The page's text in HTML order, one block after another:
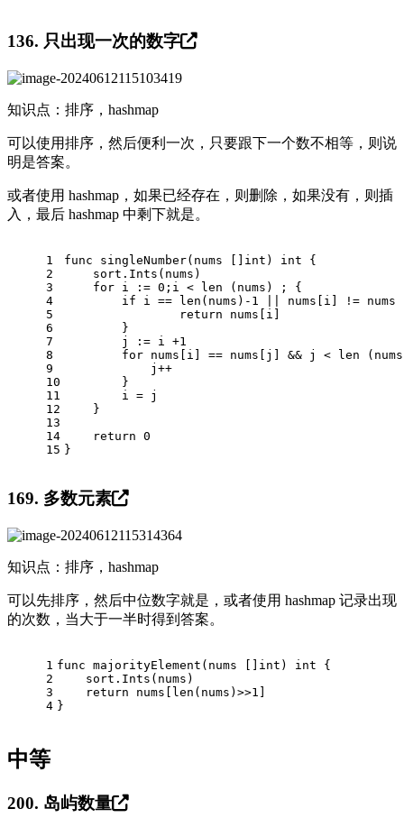
136. 只出现一次的数字
知识点：排序，hashmap
可以使用排序，然后便利一次，只要跟下一个数不相等，则说
明是答案。
或者使用 hashmap，如果已经存在，则删除，如果没有，则插
入，最后 hashmap 中剩下就是。
1
2
3
4
5
6
7
8
9
10
11
12
13
14
15
func singleNumber(nums [] int ) int {
    sort.Ints(nums)
for i := 0 ;i < len (nums) ; {
if i == len (nums) -1
|| nums[i] != nums
return nums[i]
        }
        j := i +
1
for nums[i] == nums[j] && j < len
            j++
        }
        i = j
    }
return 0
}
169. 多数元素
知识点：排序，hashmap
可以先排序，然后中位数字就是，或者使用 hashmap 记录出现
的次数，当大于一半时得到答案。
1
2
3
4
func majorityElement (nums [] int ) int {
    sort.Ints(nums)
return nums[ len (nums)>>1
}
中等
200. 岛屿数量